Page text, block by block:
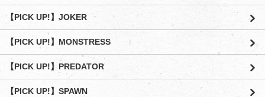
【PICK UP!】JOKER
【PICK UP!】MONSTRESS
【PICK UP!】PREDATOR
【PICK UP!】SPAWN